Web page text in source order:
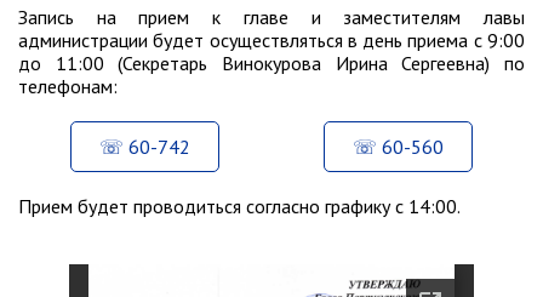
август 2026 г.
июль 2026 г.
май 2026 г.
апрель 2026 г.
март 2026 г.
Запись на прием к главе и заместителям лавы
администрации будет осуществляться в день приема с 9:00
до 11:00 (Секретарь Винокурова Ирина Сергеевна) по
телефонам:
60-742 60-560
Прием будет проводиться согласно графику с 14:00.